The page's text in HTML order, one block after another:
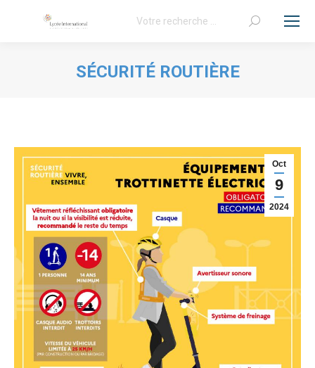
Recherche
SÉCURITÉ ROUTIÈRE
Oct
9
2024